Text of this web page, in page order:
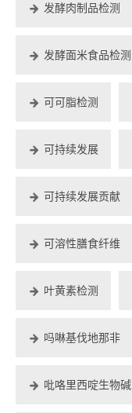
发酵肉制品检测
发酵面米食品检测
可可脂检测
可持续发展
可持续发展贡献
可溶性膳食纤维
叶黄素检测
吗啉基伐地那非
吡咯里西啶生物碱